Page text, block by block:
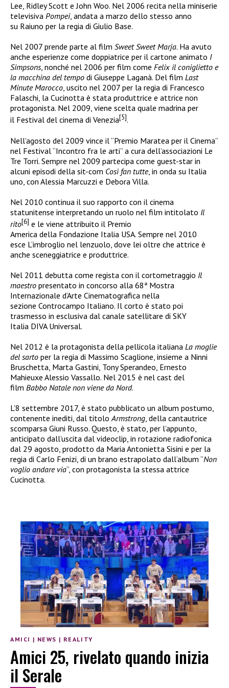
Lee, Ridley Scott e John Woo. Nel 2006 recita nella miniserie
televisiva Pompei, andata a marzo dello stesso anno
su Raiuno per la regia di Giulio Base.
Nel 2007 prende parte al film Sweet Sweet Marja. Ha avuto
anche esperienze come doppiatrice per il cartone animato I
Simpsons, nonché nel 2006 per film come Felix il coniglietto e
la macchina del tempo di Giuseppe Laganà. Del film Last
Minute Marocco, uscito nel 2007 per la regia di Francesco
Falaschi, la Cucinotta è stata produttrice e attrice non
protagonista. Nel 2009, viene scelta quale madrina per
il Festival del cinema di Venezia[5].
Nell’agosto del 2009 vince il “Premio Maratea per il Cinema”
nel Festival “Incontro fra le arti” a cura dell’associazioni Le
Tre Torri. Sempre nel 2009 partecipa come guest-star in
alcuni episodi della sit-com Così fan tutte, in onda su Italia
uno, con Alessia Marcuzzi e Debora Villa.
Nel 2010 continua il suo rapporto con il cinema
statunitense interpretando un ruolo nel film intitolato Il
rito[6] e le viene attribuito il Premio
America della Fondazione Italia USA. Sempre nel 2010
esce L’imbroglio nel lenzuolo, dove lei oltre che attrice è
anche sceneggiatrice e produttrice.
Nel 2011 debutta come regista con il cortometraggio Il
maestro presentato in concorso alla 68ª Mostra
Internazionale d’Arte Cinematografica nella
sezione Controcampo Italiano. Il corto è stato poi
trasmesso in esclusiva dal canale satellitare di SKY
Italia DIVA Universal.
Nel 2012 è la protagonista della pellicola italiana La moglie
del sarto per la regia di Massimo Scaglione, insieme a Ninni
Bruschetta, Marta Gastini, Tony Sperandeo, Ernesto
Mahieuxe Alessio Vassallo. Nel 2015 è nel cast del
film Babbo Natale non viene da Nord.
L’8 settembre 2017, è stato pubblicato un album postumo,
contenente inediti, dal titolo Armstrong , della cantautrice
scomparsa Giuni Russo. Questo, è stato, per l’appunto,
anticipato dall’uscita dal videoclip, in rotazione radiofonica
dal 29 agosto, prodotto da Maria Antonietta Sisini e per la
regia di Carlo Fenizi, di un brano estrapolato dall’album “Non
voglio andare via“, con protagonista la stessa attrice
Cucinotta.
AMICI | NEWS | REALITY
Amici 25, rivelato quando inizia
il Serale